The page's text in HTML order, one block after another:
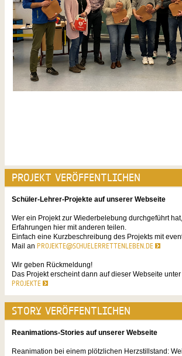
PROJEKT VERÖFFENTLICHEN
Schüler-Lehrer-Projekte auf unserer Webseite
Wer ein Projekt zur Wiederbelebung durchgeführt
Erfahrungen hier mit anderen teilen.
Einfach eine Kurzbeschreibung des Projekts mit
Mail an PROJEKTE@SCHUELERRETTENLEBEN.DE
Wir geben Rückmeldung!
Das Projekt erscheint dann auf dieser Webseite
PROJEKTE
STORY VERÖFFENTLICHEN
Reanimations-Stories auf unserer Webseite
Reanimation bei einem plötzlichen Herzstillstand: